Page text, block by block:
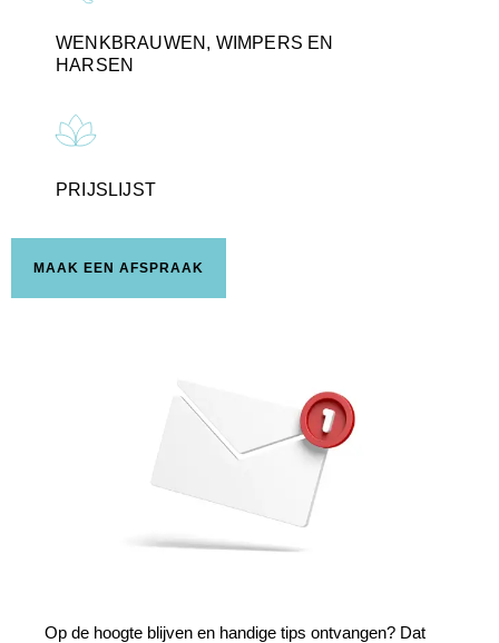
WENKBRAUWEN, WIMPERS EN
HARSEN
PRIJSLIJST
MAAK EEN AFSPRAAK
Op de hoogte blijven en handige tips ontvangen? Dat